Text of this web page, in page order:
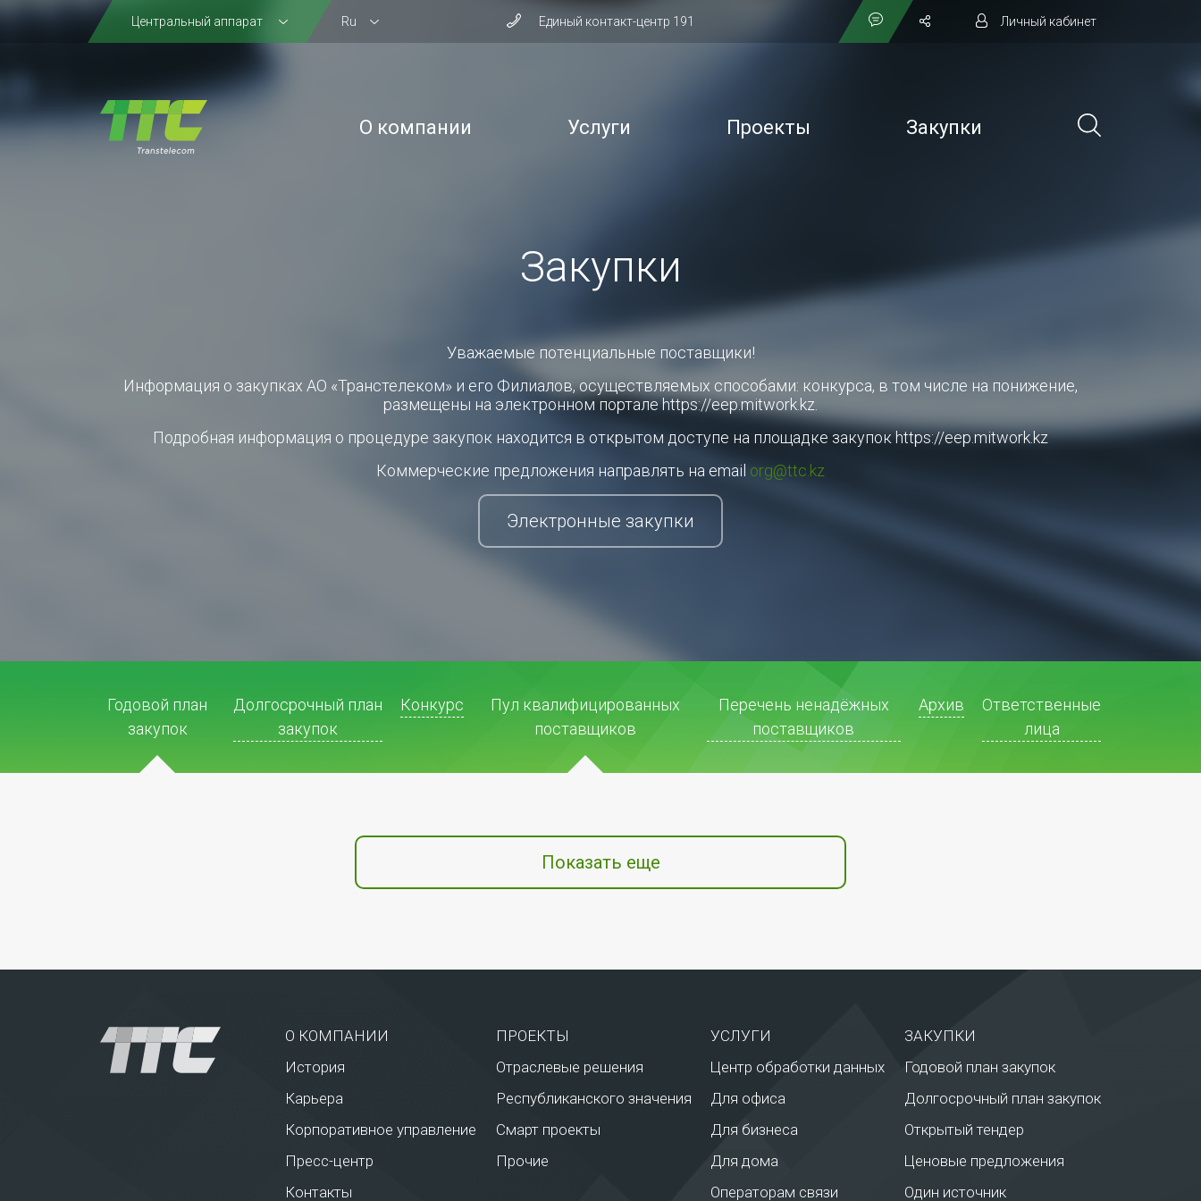
Центральный аппарат Ru Единый контакт-центр 191 Личный кабинет
О компании Услуги Проекты Закупки
Закупки
Уважаемые потенциальные поставщики!
Информация о закупках АО «Транстелеком» и его Филиалов, осуществляемых способами: конкурса, в том числе на понижение,
размещены на электронном портале https://eep.mitwork.kz.
Подробная информация о процедуре закупок находится в открытом доступе на площадке закупок https://eep.mitwork.kz
Коммерческие предложения направлять на email org@ttc.kz
Электронные закупки
Годовой план
закупок
Долгосрочный план
закупок
Конкурс
Пул квалифицированных
поставщиков
Перечень ненадёжных
поставщиков
Архив
Ответственные
лица
Показать еще
О КОМПАНИИ
История
Карьера
Корпоративное управление
Пресс-центр
Контакты
ПРОЕКТЫ
Отраслевые решения
Республиканского значения
Смарт проекты
Прочие
УСЛУГИ
Центр обработки данных
Для офиса
Для бизнеса
Для дома
Операторам связи
ЗАКУПКИ
Годовой план закупок
Долгосрочный план закупок
Открытый тендер
Ценовые предложения
Один источник